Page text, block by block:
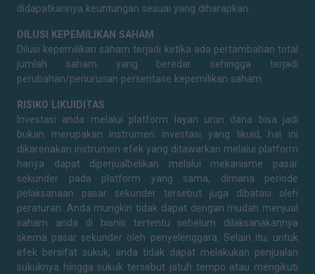
didapatkannya keuntungan sesuai yang diharapkan.
DILUSI KEPEMILIKAN SAHAM
Dilusi kepemilikan saham terjadi ketika ada pertambahan total
jumlah saham yang beredar sehingga terjadi
perubahan/penurunan persentase kepemilikan saham.
RISIKO LIKUIDITAS
Investasi anda melalui platform layan urun dana bisa jadi
bukan merupakan instrumen investasi yang likuid, hal ini
dikarenakan instrumen efek yang ditawarkan melalui platform
hanya dapat diperjualbelikan melalui mekanisme pasar
sekunder pada platform yang sama, dimana periode
pelaksanaan pasar sekunder tersebut juga dibatasi oleh
peraturan. Anda mungkin tidak dapat dengan mudah menjual
saham anda di bisnis tertentu sebelum dilaksanakannya
skema pasar sekunder oleh penyelenggara. Selain itu, untuk
efek bersifat sukuk, anda tidak dapat melakukan penjualan
sukuknya hingga sukuk tersebut jatuh tempo atau mengikuti